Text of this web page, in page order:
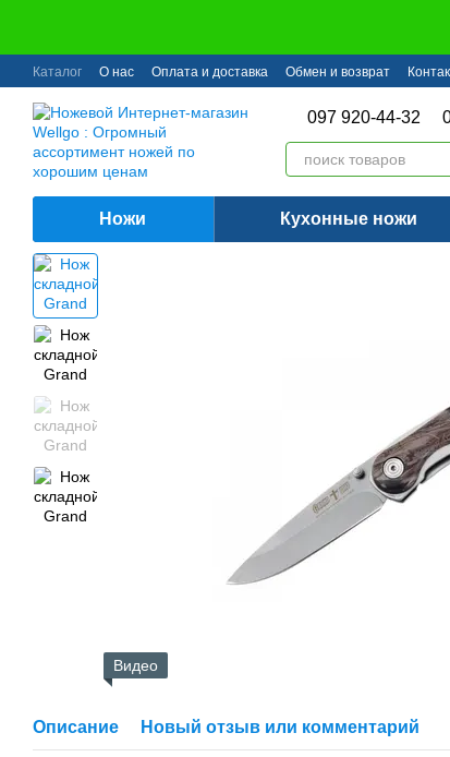
Каталог О нас Оплата и доставка Обмен и возврат
097 920-44-32
Ножи Кухонные ножи
Видео
Описание Новый отзыв или комментарий